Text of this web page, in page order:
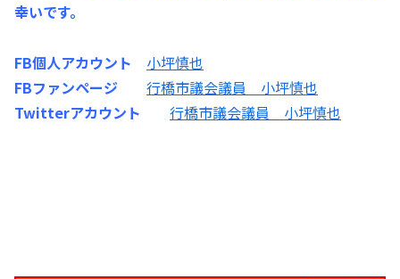
幸いです。
FB個人アカウント
小坪慎也
FBファンページ
行橋市議会議員 小坪慎也
Twitterアカウント
行橋市議会議員 小坪慎也